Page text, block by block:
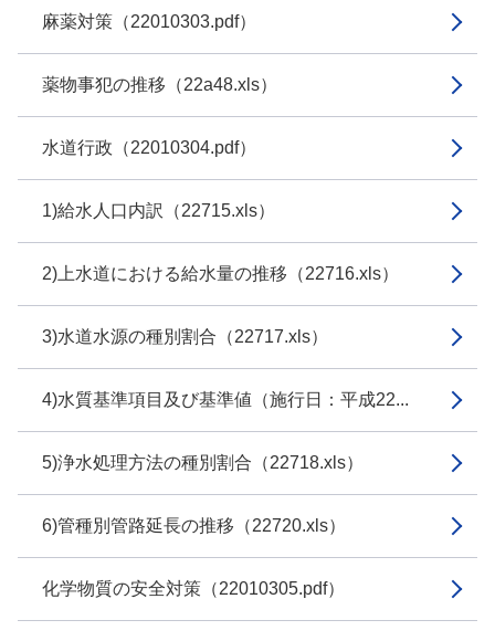
麻薬対策（22010303.pdf）
薬物事犯の推移（22a48.xls）
水道行政（22010304.pdf）
1)給水人口内訳（22715.xls）
2)上水道における給水量の推移（22716.xls）
3)水道水源の種別割合（22717.xls）
4)水質基準項目及び基準値（施行日：平成22...
5)浄水処理方法の種別割合（22718.xls）
6)管種別管路延長の推移（22720.xls）
化学物質の安全対策（22010305.pdf）